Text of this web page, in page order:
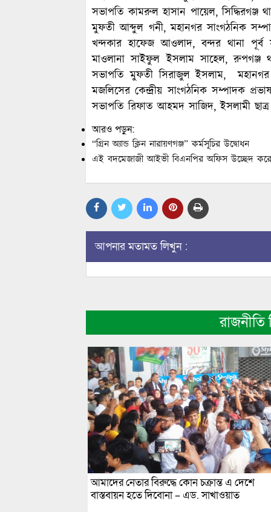
সভাপতি কামরুল হাসান পায়েল, সিদ্ধিরগঞ্জ
মুফতী আব্দুল গনী, মহানগর সাংগঠনিক
খন্দকার হাফেজ আওলাদ, বন্দর থানা
মাওলানা সাইফুল ইসলাম সাহেল, রুপগঞ্জ
সভাপতি মুফতী সিরাজুল ইসলাম,
মজলিসের কেন্দ্রীয় সাংগঠনিক সম্পাদক
সভাপতি রিফাত আহমদ সাজিদ, ইসলামী
আরও পড়ুন:
“গ্রিন অ্যান্ড ক্লিন নারায়ণগঞ্জ” কর্মসূচির উদ্বোধন
এই বদমেজাজী আইভী বিএনপির অফিস উচ্ছেদ
আপনার মতামত লিখুন :
আমাদের নেতার বিরুদ্ধে কোন চক্রান্ত এ দেশে
বাস্তবায়ন হতে দিবোনা – এড. সাখাওয়াত